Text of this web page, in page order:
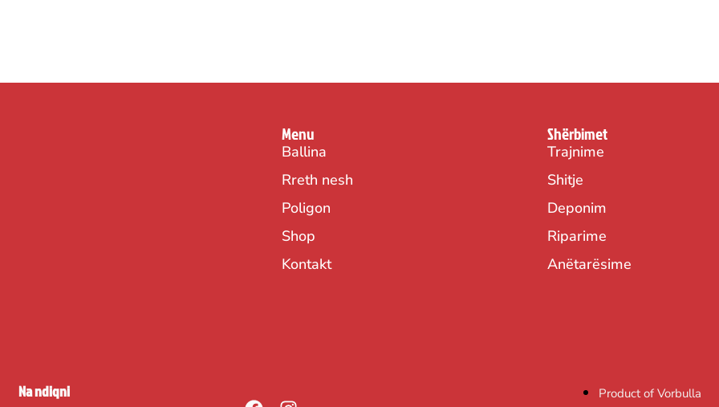
Menu
Ballina
Rreth nesh
Poligon
Shop
Kontakt
Shërbimet
Trajnime
Shitje
Deponim
Riparime
Anëtarësime
Na ndiqni Product of Vorbulla